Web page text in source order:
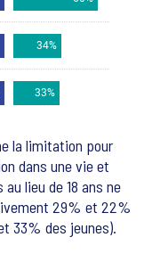
la limitation pour
dans une vie et
lieu de 18 ans ne
29% et 22%
33% des jeunes).